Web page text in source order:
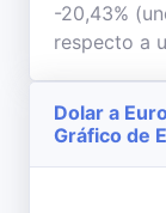
-20,43%
respecto a
Dolar a
Gráfico de